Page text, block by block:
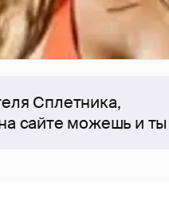
Сплетника,
сайте можешь и ты